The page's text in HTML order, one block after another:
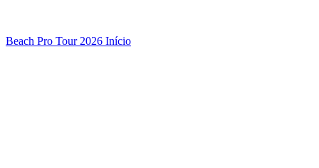
Beach Pro Tour 2026 Início